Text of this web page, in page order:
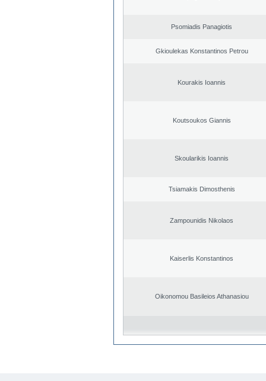
Psomiadis Panagiotis
Gkioulekas Konstantinos Petrou
Kourakis Ioannis
Koutsoukos Giannis
Skoularikis Ioannis
Tsiamakis Dimosthenis
Zampounidis Nikolaos
Kaiserlis Konstantinos
Oikonomou Basileios Athanasiou